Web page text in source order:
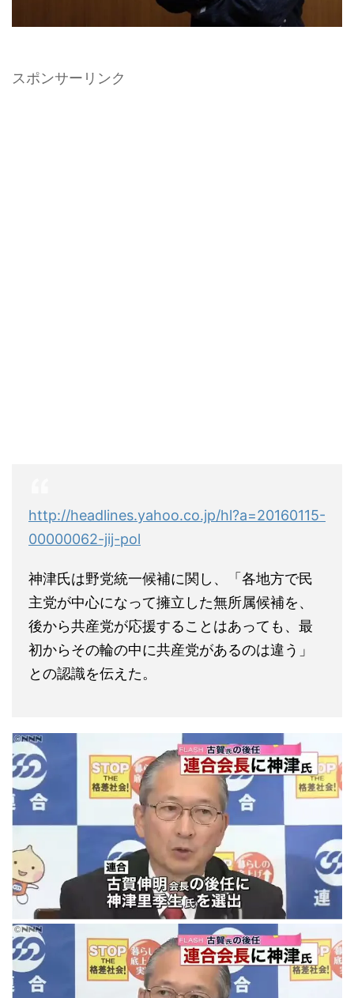
スポンサーリンク
http://headlines.yahoo.co.jp/hl?a=20160115-
00000062-jij-pol
神津氏は野党統一候補に関し、「各地方で民
主党が中心になって擁立した無所属候補を、
後から共産党が応援することはあっても、最
初からその輪の中に共産党があるのは違う」
との認識を伝えた。